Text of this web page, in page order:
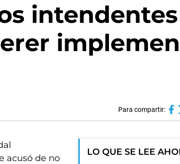
intendentes
Para compartir:
acusó de no
LO QUE SE LEE